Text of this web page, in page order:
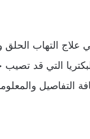
علاج التهاب
التي قد
التفاصيل